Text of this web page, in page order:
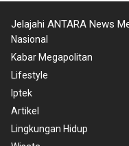
Jelajahi ANTARA News
Nasional
Kabar Megapolitan
Lifestyle
Iptek
Artikel
Lingkungan Hidup